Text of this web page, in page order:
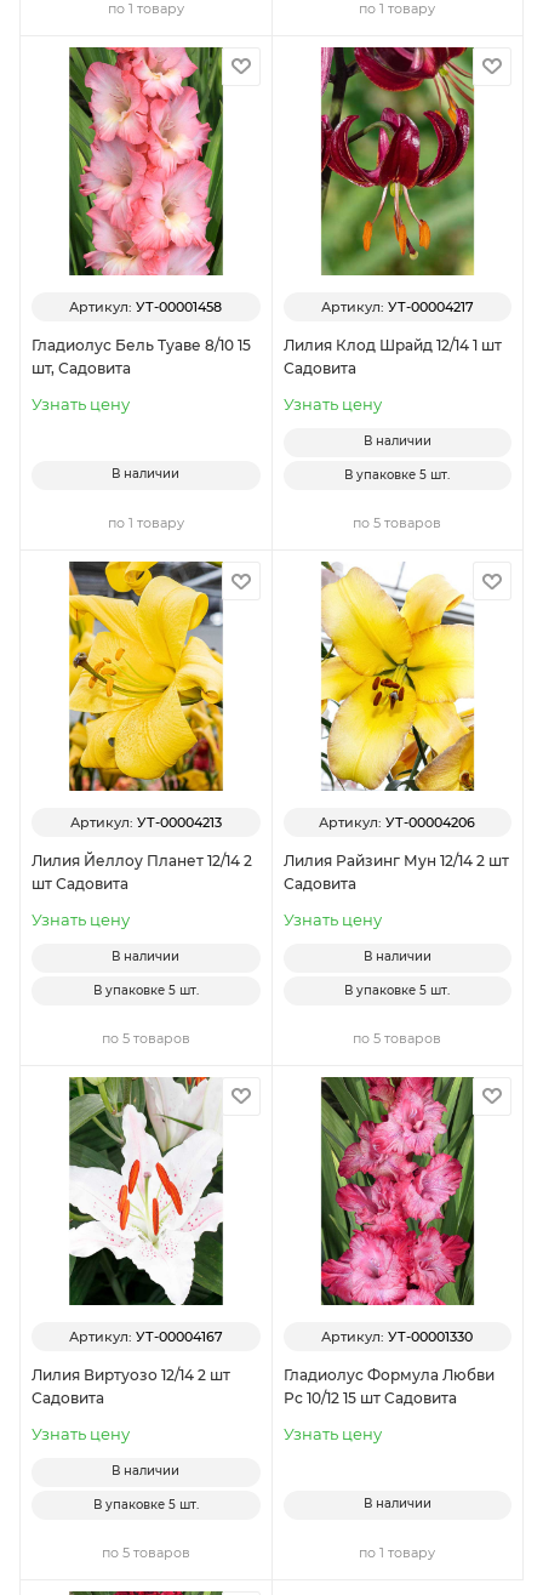
по 1 товару по 1 товару
Артикул:УТ-00001458
Гладиолус Бель Туаве 8/10 15
шт, Садовита
Узнать цену
В наличии
по 1 товару
Артикул: УТ-00004217
Лилия Клод Шрайд 12/14 1 шт
Садовита
Узнать цену
В наличии
В упаковке5 шт.
по 5 товаров
Артикул: УТ-00004213
Лилия Йеллоу Планет 12/14 2
шт Садовита
Узнать цену
В наличии
В упаковке 5 шт.
по 5 товаров
Артикул:УТ-00004206
Лилия Райзинг Мун 12/14 2 шт
Садовита
Узнать цену
В наличии
В упаковке5 шт.
по 5 товаров
Артикул: УТ-00004167
Лилия Виртуозо 12/14 2 шт
Садовита
Узнать цену
В наличии
В упаковке 5 шт.
по 5 товаров
Артикул:УТ-00001330
Гладиолус Формула Любви
Рс 10/12 15 шт Садовита
Узнать цену
В наличии
по 1 товару